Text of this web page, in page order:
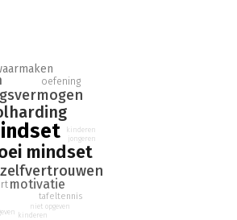
ik ben zelf ook niet geboren als
stond ik twee keer op de Olympische
mindset
zelfvertrouwen
motivatie
oefening
tafeltennis
kinderen
niet opgeven
jongeren
kinderen